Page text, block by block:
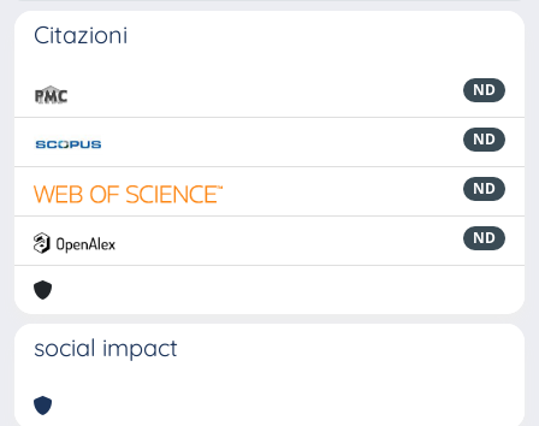
Citazioni
ND
ND
ND
ND
social impact